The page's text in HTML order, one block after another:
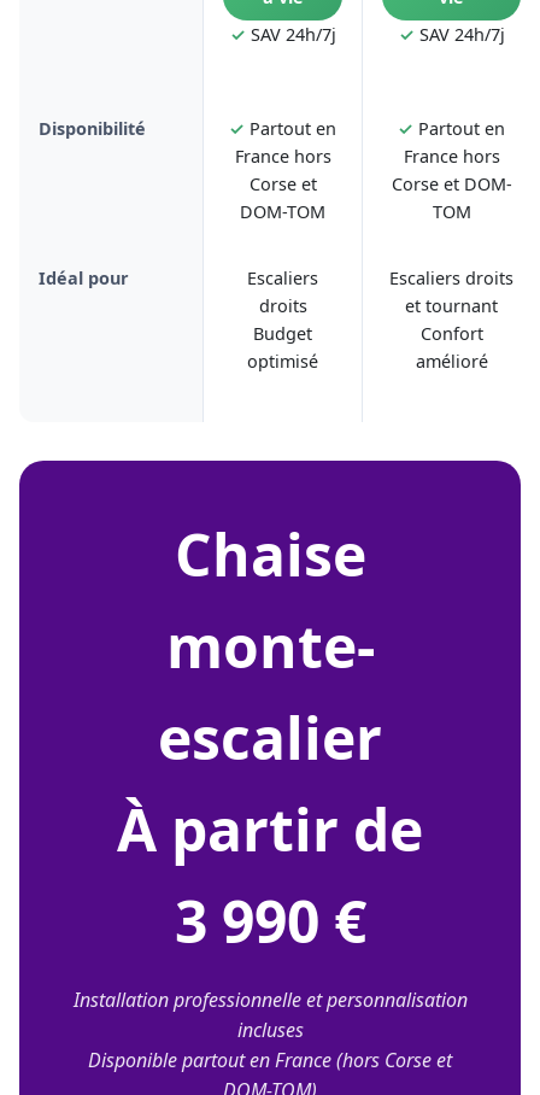
✓ SAV 24h/7j
✓ SAV 24h/7j
Disponibilité ✓ Partout en
France hors
Corse et
DOM-TOM
✓ Partout en
France hors
Corse et DOM-
TOM
Idéal pour
Escaliers
droits
Budget
optimisé
Escaliers droits
et tournant
Confort
amélioré
chaise
monte-
escalier
À partir de
3 990 €
Installation professionnelle et personnalisation
incluses
Disponible partout en France (hors Corse et